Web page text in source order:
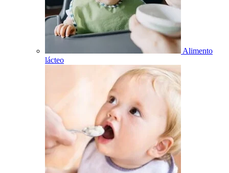
Alimento
lácteo